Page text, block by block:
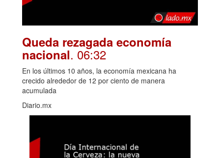
Queda rezagada economía
nacional. 06:32
En los últimos 10 años, la economía mexicana ha
crecido alrededor de 12 por ciento de manera
acumulada
Diario.mx